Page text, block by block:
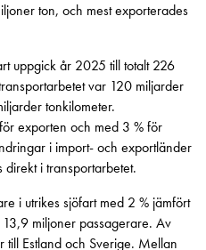
ton, och mest exporterades
uppgick år 2025 till totalt 226
var 120 miljarder
tonkilometer.
exporten och med 3 % för
i import- och exportländer
direkt i transportarbetet.
i utrikes sjöfart med 2 % jämfört
miljoner passagerare. Av
till Estland och Sverige. Mellan